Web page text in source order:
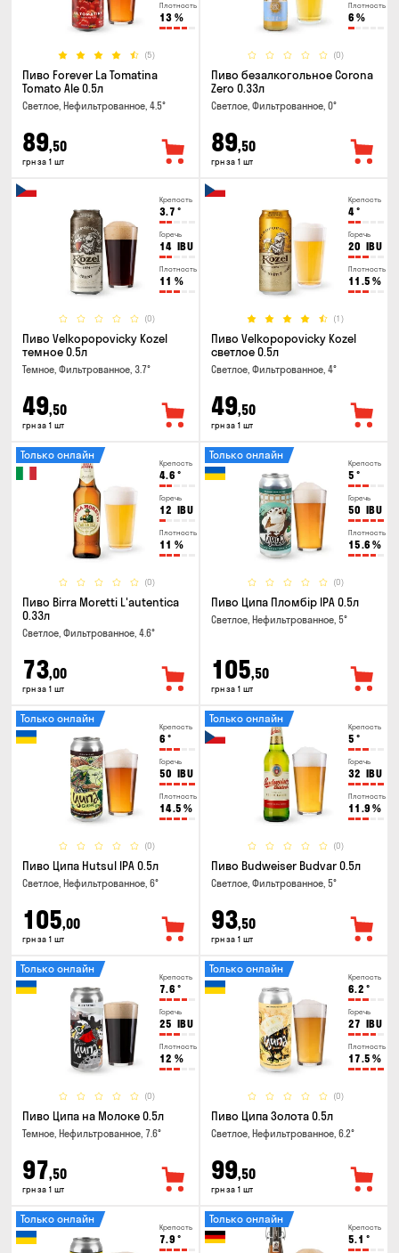
Плотность
13 %
(5)
Пиво Forever La Tomatina
Tomato Ale 0.5л
Светлое, Нефильтрованное, 4.5°
89,50
грн за 1 шт
Плотность
6 %
(0)
Пиво безалкогольное Corona
Zero 0.33л
Светлое, Фильтрованное, 0°
89,50
грн за 1 шт
Крепость
3.7 °
Горечь
14 IBU
Плотность
11 %
(0)
Пиво Velkopopovicky Kozel
темное 0.5л
Темное, Фильтрованное, 3.7°
49,50
грн за 1 шт
Крепость
4°
Горечь
20 IBU
Плотность
11.5 %
(1)
Пиво Velkopopovicky Kozel
светлое 0.5л
Светлое, Фильтрованное, 4°
49,50
грн за 1 шт
Крепость
4.6 °
Горечь
12 IBU
Плотность
11 %
(0)
Только онлайн
Пиво Birra Moretti L'autentica
0.33л
Светлое, Фильтрованное, 4.6°
73,00
грн за 1 шт
Крепость
5 °
Горечь
50 IBU
Плотность
15.6 %
(0)
Только онлайн
Пиво Ципа Пломбір IPA 0.5л
Светлое, Нефильтрованное, 5°
105,50
грн за 1 шт
Крепость
6 °
Горечь
50 IBU
Плотность
14.5 %
(0)
Только онлайн
Пиво Ципа Hutsul IPA 0.5л
Светлое, Нефильтрованное, 6°
105,00
грн за 1 шт
Крепость
5 °
Горечь
32 IBU
Плотность
11.9 %
(0)
Только онлайн
Пиво Budweiser Budvar 0.5л
Светлое, Фильтрованное, 5°
93,50
грн за 1 шт
Крепость
7.6 °
Горечь
25 IBU
Плотность
12 %
(0)
Только онлайн
Пиво Ципа на Молоке 0.5л
Темное, Нефильтрованное, 7.6°
97,50
грн за 1 шт
Крепость
6.2 °
Горечь
27 IBU
Плотность
17.5 %
(0)
Только онлайн
Пиво Ципа Золота 0.5л
Светлое, Нефильтрованное, 6.2°
99,50
грн за 1 шт
Крепость
7.9 °
Только онлайн
Крепость
5.1 °
Только онлайн